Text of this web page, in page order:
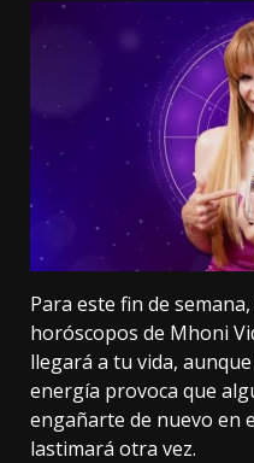
Para este fin de
horóscopos de Mhoni
llegará a tu vida,
energía provoca que
engañarte de nuevo en
lastimará otra vez.